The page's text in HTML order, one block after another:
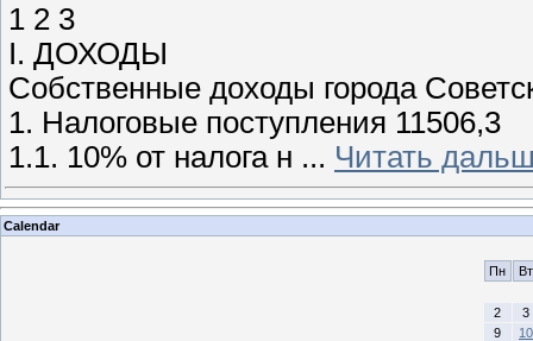
1 2 3
I. ДОХОДЫ
Собственные доходы города
1. Налоговые поступления 11506,3
1.1. 10% от налога н ... Читать
Calendar
Пн Вт
2
3
9
10